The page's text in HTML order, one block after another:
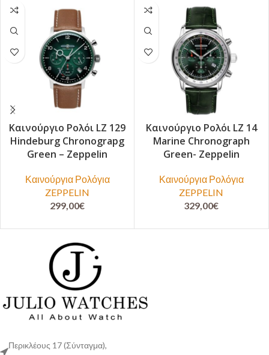
Καινούργιο Ρολόι LZ 129
Hindeburg Chronograpg
Green – Zeppelin
Καινούργια Ρολόγια
ZEPPELIN
299,00€
Καινούργιο Ρολόι LZ 14
Marine Chronograph
Green- Zeppelin
Καινούργια Ρολόγια
ZEPPELIN
329,00€
Περικλέους 17 (Σύνταγμα),